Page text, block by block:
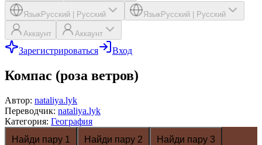
ЯзыкРусский Русский ЯзыкРусский Русский
Аккаунт Аккаунт
Зарегистрироваться Вход
Компас (роза ветров)
Автор: nataliya.lyk
Переводчик: nataliya.lyk
Категория: География
Найди пару 1
Найди пару 2 Найди пару 3